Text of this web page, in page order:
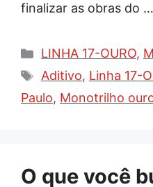
finalizar as obras do …
Categorias
LINHA 17-OURO,
Tags
Aditivo, Linha 17-
Paulo, Monotrilho
O que você